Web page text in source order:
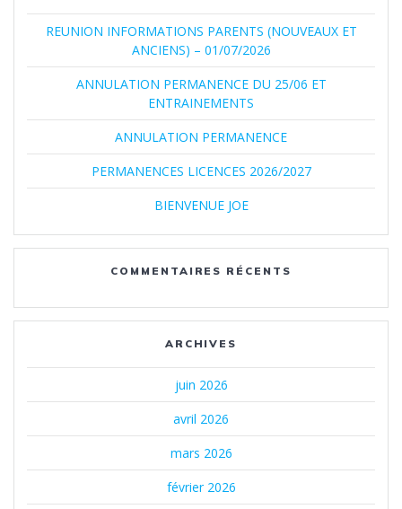
REUNION INFORMATIONS PARENTS (NOUVEAUX ET
ANCIENS) – 01/07/2026
ANNULATION PERMANENCE DU 25/06 ET
ENTRAINEMENTS
ANNULATION PERMANENCE
PERMANENCES LICENCES 2026/2027
BIENVENUE JOE
COMMENTAIRES RÉCENTS
ARCHIVES
juin 2026
avril 2026
mars 2026
février 2026